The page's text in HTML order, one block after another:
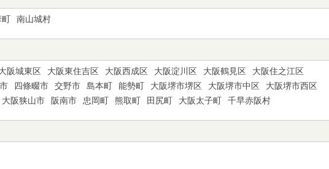
町 南山城村
阪城東区 大阪東住吉区 大阪西成区 大阪淀川区 大阪鶴見区
大阪住之江区
四條畷市 交野市 島本町 能勢町 大阪堺市堺区 大阪堺市中区
大阪堺市西区
大阪狭山市 阪南市 忠岡町 熊取町 田尻町 大阪太子町 千早赤阪村